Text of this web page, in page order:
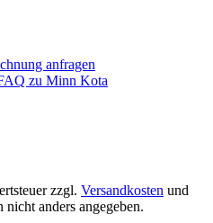
anfragen
zu Minn Kota
zzgl. Versandkosten und
anders angegeben.